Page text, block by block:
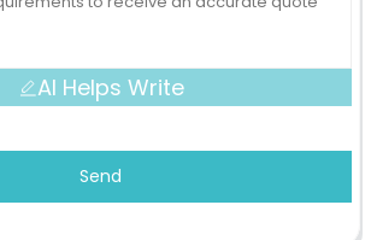
AI Helps Write
Send